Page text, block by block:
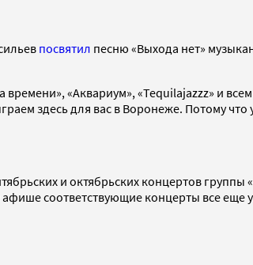
посвятил песню «Выхода нет»
«Аквариум», «Tequilajazzz» и
здесь для вас в Воронеже. Потому
и октябрьских концертов группы
афише соответствующие концерты все еще